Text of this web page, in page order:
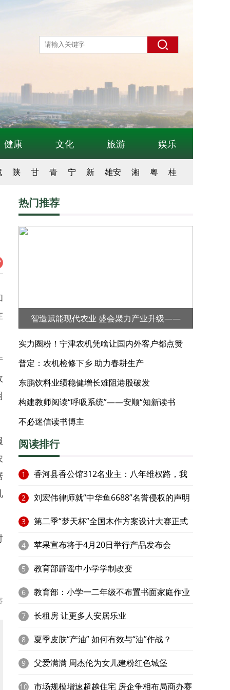
健康 文化 旅游 娱乐
陕 甘 青 宁 新 雄安 湘 粤 桂
热门推荐
智造赋能现代农业 盛会聚力产业升级——
2026第三届河北·宁晋（大陆村镇）农业机械
展览会
实力圈粉！宁津农机凭啥让国内外客户都点赞
普定：农机检修下乡 助力春耕生产
东鹏饮料业绩稳健增长难阻港股破发
构建教师阅读“呼吸系统”——安顺“知新读书
会”的阅读实践
不必迷信读书博主
阅读排行
1 香河县香公馆312名业主：八年维权路，我
家在何处？​
2 刘宏伟律师就“中华鱼6688”名誉侵权的声明
3 第二季“梦天杯”全国木作方案设计大赛正式
启动
4 苹果宣布将于4月20日举行产品发布会
5 教育部辟谣中小学学制改变
6 教育部：小学一二年级不布置书面家庭作业
7 长租房 让更多人安居乐业
8 夏季皮肤“产油” 如何有效与“油”作战？
9 父爱满满 周杰伦为女儿建粉红色城堡
10 市场规模增速超越住宅 房企争相布局商办赛